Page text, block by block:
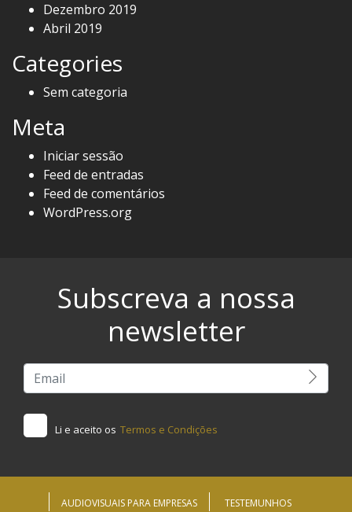
Dezembro 2019
Abril 2019
Categories
Sem categoria
Meta
Iniciar sessão
Feed de entradas
Feed de comentários
WordPress.org
Subscreva a nossa
newsletter
Li e aceito os Termos e Condições
AUDIOVISUAIS PARA EMPRESAS TESTEMUNHOS